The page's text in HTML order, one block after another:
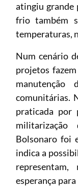
atingiu grande
frio também
temperaturas,
Num cenário
projetos
manutenção
comunitárias.
praticada por
Bolsonaro foi
indica a
esperança